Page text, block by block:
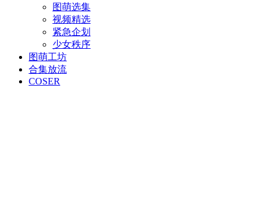
图萌选集
视频精选
紧急企划
少女秩序
图萌工坊
合集放流
COSER